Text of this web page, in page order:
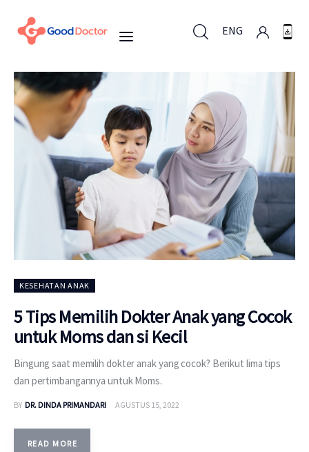
ENG
ENG
Untuk Bisnis
Untuk Anda
Mengapa Good Doctor
Berita
Layanan
KESEHATAN ANAK
5 Tips Memilih Dokter Anak yang Cocok
untuk Moms dan si Kecil
Bingung saat memilih dokter anak yang cocok? Berikut lima tips
dan pertimbangannya untuk Moms.
BY DR. DINDA PRIMANDARI AGUSTUS 15, 2022
READ MORE